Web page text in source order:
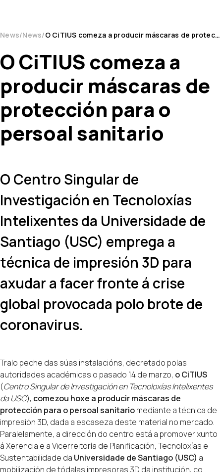
News News O CiTIUS comeza a producir máscaras de protección para o persoal sanitario
O CiTIUS comeza a
producir máscaras de
protección para o
persoal sanitario
O Centro Singular de
Investigación en Tecnoloxías
Intelixentes da Universidade de
Santiago (USC) emprega a
técnica de impresión 3D para
axudar a facer fronte á crise
global provocada polo brote de
coronavirus.
Tralo peche das súas instalacións, decretado polas
autoridades académicas o pasado 14 de marzo, o CiTIUS
(Centro Singular de Investigación en Tecnoloxías Intelixentes
da USC), comezou hoxe a producir máscaras de
protección para o persoal sanitariomediante a técnica de
impresión 3D, dada a escaseza deste material no mercado.
Paralelamente, a dirección do centro está a promover xunto
á Xerencia e a Vicerreitoría de Planificación, Tecnoloxías e
Sustentabilidade da Universidade de Santiago (USC) a
mobilización de tódalas impresoras 3D da institución, co